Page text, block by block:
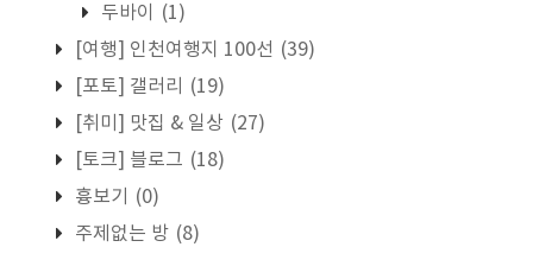
두바이
(1)
[여행] 인천여행지 100선 (39)
[포토] 갤러리
(19)
[취미] 맛집 & 일상 (27)
[토크] 블로그 (18)
흉보기
(0)
주제없는 방 (8)